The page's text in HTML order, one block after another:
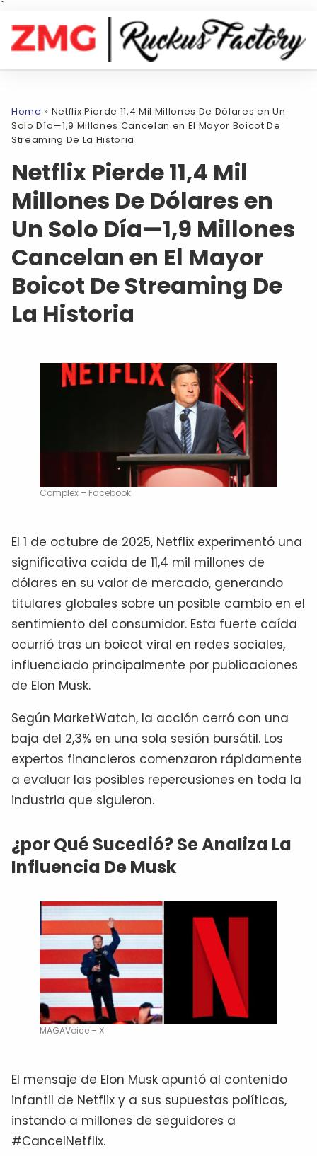
`
Home » Netflix Pierde 11,4 Mil Millones De Dólares en Un
Solo Día—1,9 Millones Cancelan en El Mayor Boicot De
Streaming De La Historia
Netflix Pierde 11,4 Mil
Millones De Dólares en
Un Solo Día—1,9 Millones
Cancelan en El Mayor
Boicot De Streaming De
La Historia
Complex – Facebook
El 1 de octubre de 2025, Netflix experimentó una
significativa caída de 11,4 mil millones de
dólares en su valor de mercado, generando
titulares globales sobre un posible cambio en el
sentimiento del consumidor. Esta fuerte caída
ocurrió tras un boicot viral en redes sociales,
influenciado principalmente por publicaciones
de Elon Musk.
Según MarketWatch, la acción cerró con una
baja del 2,3% en una sola sesión bursátil. Los
expertos financieros comenzaron rápidamente
a evaluar las posibles repercusiones en toda la
industria que siguieron.
¿por Qué Sucedió? Se Analiza La
Influencia De Musk
MAGAVoice – X
El mensaje de Elon Musk apuntó al contenido
infantil de Netflix y a sus supuestas políticas,
instando a millones de seguidores a
#CancelNetflix.